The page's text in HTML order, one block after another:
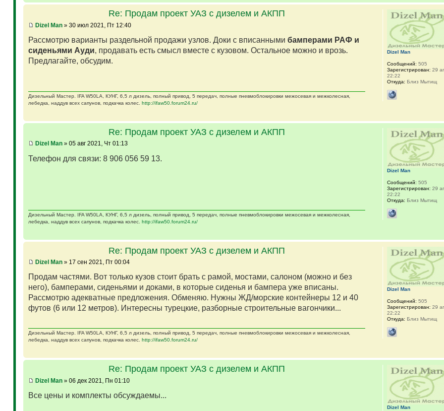
Re: Продам проект УАЗ с дизелем и АКПП
Dizel Man» 30 июл 2021, Пт 12:40
Рассмотрю варианты раздельной продажи узлов. Доки с вписанными бамперами РАФ и
сиденьями Ауди, продавать есть смысл вместе с кузовом. Остальное можно и врозь.
Предлагайте, обсудим.
Дизельный Мастер. IFA W50LA, КУНГ, 6,5 л дизель, полный привод, 5 передач, полные пневмоблокировки межосевая и межколесная,
лебедка, наддув всех сапунов, подкачка колес. http://ifaw50.forum24.ru/
Dizel Man
Сообщений: 505
Зарегистрирован: 29
22:22
Откуда: Близ Мытищ
Re: Продам проект УАЗ с дизелем и АКПП
Dizel Man» 05 авг 2021, Чт 01:13
Телефон для связи: 8 906 056 59 13.
Дизельный Мастер. IFA W50LA, КУНГ, 6,5 л дизель, полный привод, 5 передач, полные пневмоблокировки межосевая и межколесная,
лебедка, наддув всех сапунов, подкачка колес. http://ifaw50.forum24.ru/
Dizel Man
Сообщений: 505
Зарегистрирован: 29
22:22
Откуда: Близ Мытищ
Re: Продам проект УАЗ с дизелем и АКПП
Dizel Man» 17 сен 2021, Пт 00:04
Продам частями. Вот только кузов стоит брать с рамой, мостами, салоном (можно и без
него), бамперами, сиденьями и доками, в которые сиденья и бампера уже вписаны.
Рассмотрю адекватные предложения. Обменяю. Нужны ЖД/морские контейнеры 12 и 40
футов (6 или 12 метров). Интересны турецкие, разборные строительные вагончики...
Дизельный Мастер. IFA W50LA, КУНГ, 6,5 л дизель, полный привод, 5 передач, полные пневмоблокировки межосевая и межколесная,
лебедка, наддув всех сапунов, подкачка колес. http://ifaw50.forum24.ru/
Dizel Man
Сообщений: 505
Зарегистрирован: 29
22:22
Откуда: Близ Мытищ
Re: Продам проект УАЗ с дизелем и АКПП
Dizel Man» 06 дек 2021, Пн 01:10
Все цены и комплекты обсуждаемы...
Dizel Man